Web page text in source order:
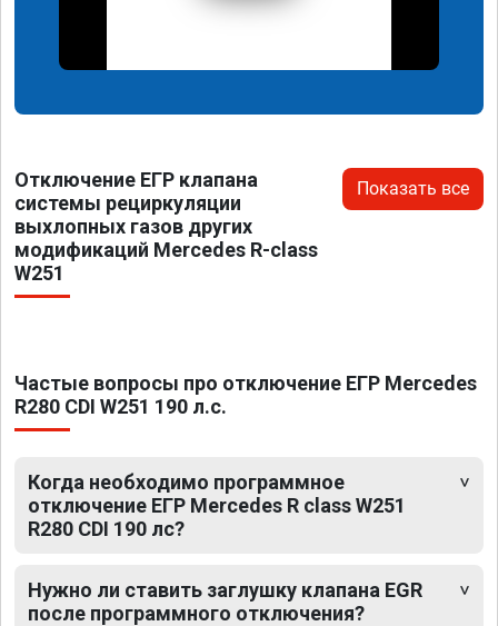
Отключение ЕГР клапана
системы рециркуляции
выхлопных газов других
модификаций Mercedes R-class
W251
Показать все
Частые вопросы про отключение ЕГР Mercedes
R280 CDI W251 190 л.с.
Когда необходимо программное
отключение ЕГР Mercedes R class W251
R280 CDI 190 лс?
Нужно ли ставить заглушку клапана EGR
после программного отключения?